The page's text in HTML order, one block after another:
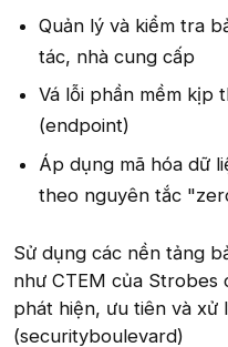
Quản lý và kiểm tra
tác, nhà cung cấp
Vá lỗi phần mềm kịp
(endpoint)
Áp dụng mã hóa dữ
theo nguyên tắc
Sử dụng các nền tảng
như CTEM của
phát hiện, ưu tiên và xử
(securityboulevard)